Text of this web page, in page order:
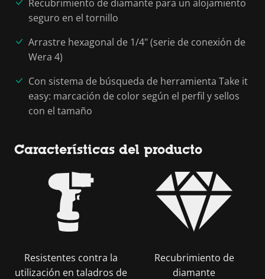
Recubrimiento de diamante para un alojamiento
seguro en el tornillo
Arrastre hexagonal de 1/4" (serie de conexión de
Wera 4)
Con sistema de búsqueda de herramienta Take it
easy: marcación de color según el perfil y sellos
con el tamaño
Características del producto
Resistentes contra la
utilización en taladros de
Recubrimiento de
diamante